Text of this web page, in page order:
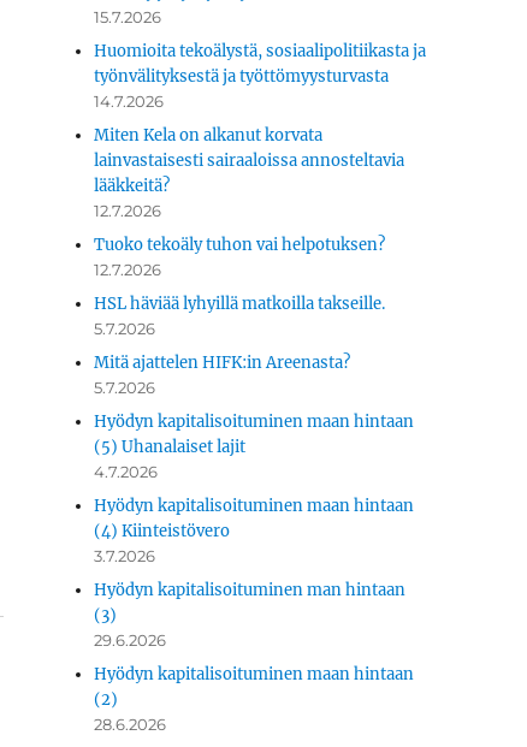
15.7.2026
Huomioita tekoälystä, sosiaalipolitiikasta ja
työnvälityksestä ja työttömyysturvasta
14.7.2026
Miten Kela on alkanut korvata
lainvastaisesti sairaaloissa annosteltavia
lääkkeitä?
12.7.2026
Tuoko tekoäly tuhon vai helpotuksen?
12.7.2026
HSL häviää lyhyillä matkoilla takseille.
5.7.2026
Mitä ajattelen HIFK:in Areenasta?
5.7.2026
Hyödyn kapitalisoituminen maan hintaan
(5) Uhanalaiset lajit
4.7.2026
Hyödyn kapitalisoituminen maan hintaan
(4) Kiinteistövero
3.7.2026
Hyödyn kapitalisoituminen man hintaan
(3)
29.6.2026
Hyödyn kapitalisoituminen maan hintaan
(2)
28.6.2026